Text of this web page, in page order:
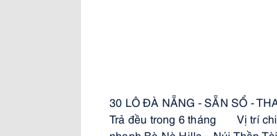
30 LÔ ĐÀ NẴNG - SẴN SỔ -
Trả đều trong 6 tháng
Vị trí